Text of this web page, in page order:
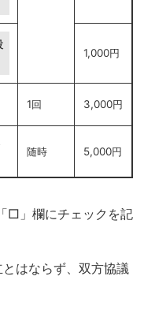
1,000円
1回 3,000円
随時 5,000円
□」欄にチェックを記
はならず、双方協議